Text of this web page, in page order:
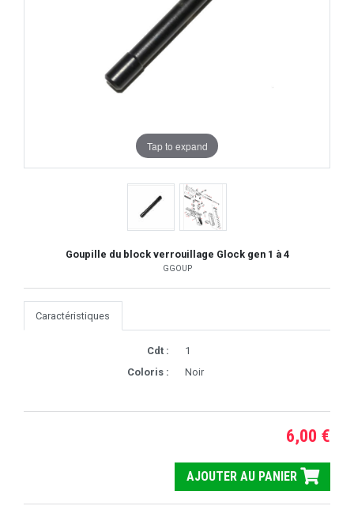
Tap to expand
Goupille du block verrouillage Glock gen 1 à 4
GGOUP
Caractéristiques
Cdt :
1
Coloris :
Noir
6,00 €
AJOUTER AU PANIER